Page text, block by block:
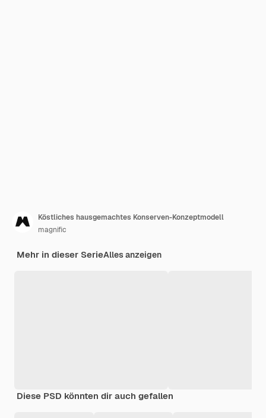
Köstliches hausgemachtes Konserven-Konzeptmodell
magnific
Mehr in dieser SerieAlles anzeigen
Diese PSD könnten dir auch gefallen